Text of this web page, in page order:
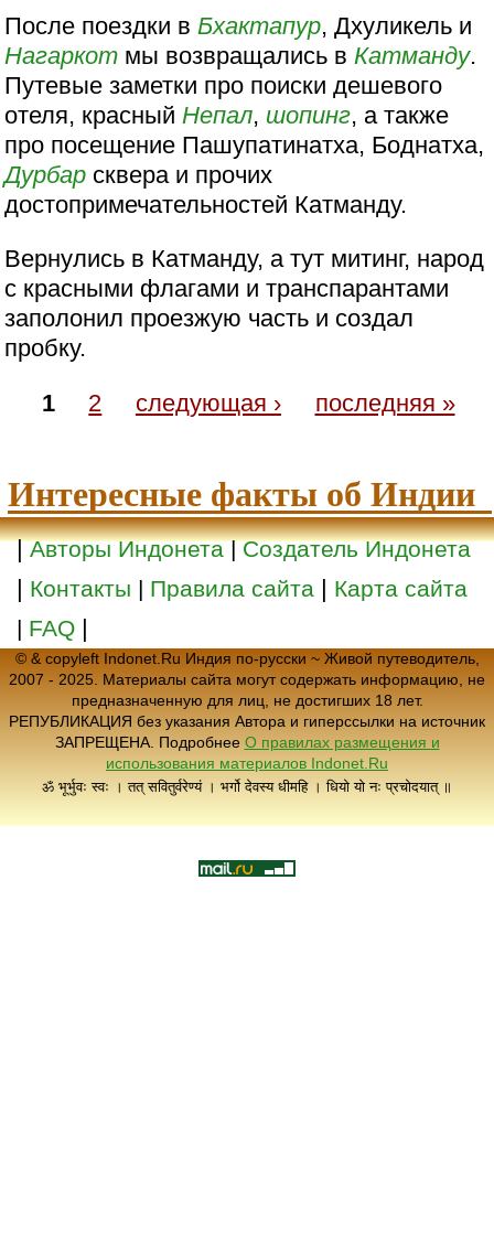
После поездки в Бхактапур, Дхуликель и
Нагаркот мы возвращались в Катманду.
Путевые заметки про поиски дешевого
отеля, красный Непал, шопинг, а также
про посещение Пашупатинатха, Боднатха,
Дурбар сквера и прочих
достопримечательностей Катманду.
Вернулись в Катманду, а тут митинг, народ
с красными флагами и транспарантами
заполонил проезжую часть и создал
пробку.
1
2 следующая › последняя »
Интересные факты об Индии
|Авторы Индонета|Создатель Индонета
| Контакты | Правила сайта | Карта сайта
| FAQ |
© & copyleft Indonet.Ru Индия по-русски ~ Живой путеводитель,
2007 - 2025. Материалы сайта могут содержать информацию, не
предназначенную для лиц, не достигших 18 лет.
РЕПУБЛИКАЦИЯ без указания Автора и гиперссылки на источник
ЗАПРЕЩЕНА. Подробнее О правилах размещения и
использования материалов Indonet.Ru
ॐ भूर्भुवः स्वः । तत् सवितुर्वरेण्यं । भर्गो देवस्य धीमहि । धियो यो नः प्रचोदयात् ॥